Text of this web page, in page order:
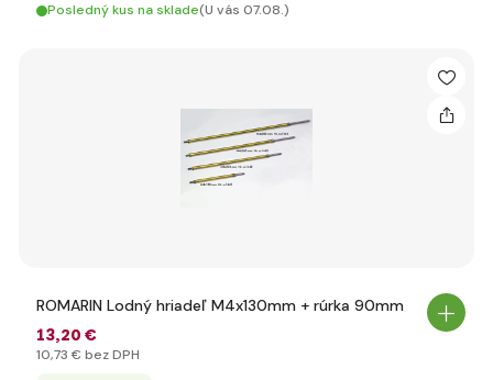
Posledný kus na sklade(U vás 07.08.)
ROMARIN Lodný hriadeľ M4x130mm + rúrka 90mm
13,20 €
10,73 € bez DPH